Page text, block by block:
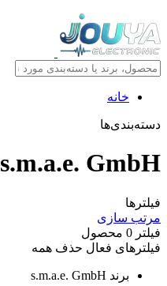
خانه
دسته‌بندی‌ها
s.m.a.e. GmbH
فیلترها
مرتب سازی
فیلتر 0 محصول
فیلترهای فعال حذف همه
برند s.m.a.e. GmbH